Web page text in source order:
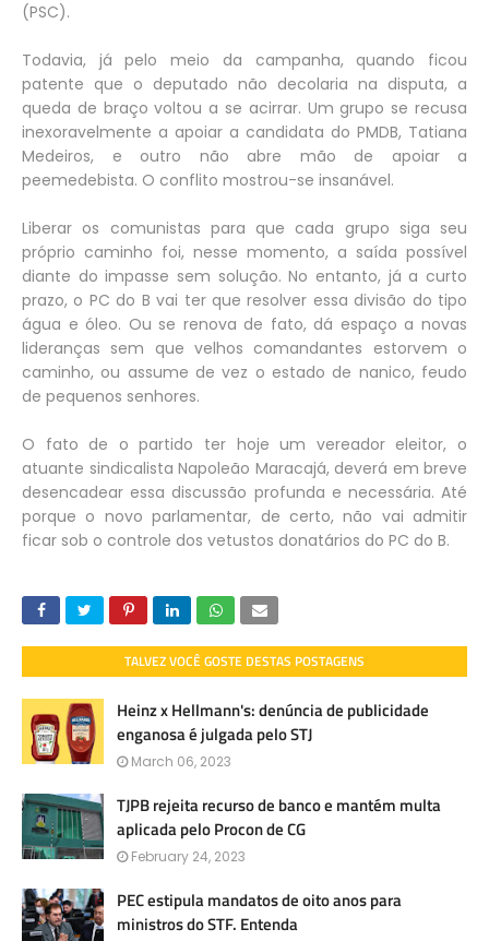
(PSC).
Todavia, já pelo meio da campanha, quando ficou
patente que o deputado não decolaria na disputa, a
queda de braço voltou a se acirrar. Um grupo se recusa
inexoravelmente a apoiar a candidata do PMDB, Tatiana
Medeiros, e outro não abre mão de apoiar a
peemedebista. O conflito mostrou-se insanável.
Liberar os comunistas para que cada grupo siga seu
próprio caminho foi, nesse momento, a saída possível
diante do impasse sem solução. No entanto, já a curto
prazo, o PC do B vai ter que resolver essa divisão do tipo
água e óleo. Ou se renova de fato, dá espaço a novas
lideranças sem que velhos comandantes estorvem o
caminho, ou assume de vez o estado de nanico, feudo
de pequenos senhores.
O fato de o partido ter hoje um vereador eleitor, o
atuante sindicalista Napoleão Maracajá, deverá em breve
desencadear essa discussão profunda e necessária. Até
porque o novo parlamentar, de certo, não vai admitir
ficar sob o controle dos vetustos donatários do PC do B.
TALVEZ VOCÊ GOSTE DESTAS POSTAGENS
Heinz x Hellmann's: denúncia de publicidade
enganosa é julgada pelo STJ
March 06, 2023
TJPB rejeita recurso de banco e mantém multa
aplicada pelo Procon de CG
February 24, 2023
PEC estipula mandatos de oito anos para
ministros do STF. Entenda